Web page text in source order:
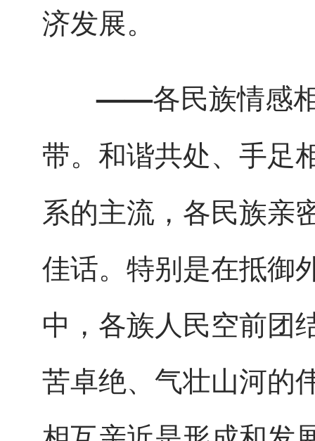
济发展。
——各民族情感相
带。 和谐共处、手足
系的主流，各民族亲
佳话。特别是在抵御
中，各族人民空前团
苦卓绝、气壮山河的